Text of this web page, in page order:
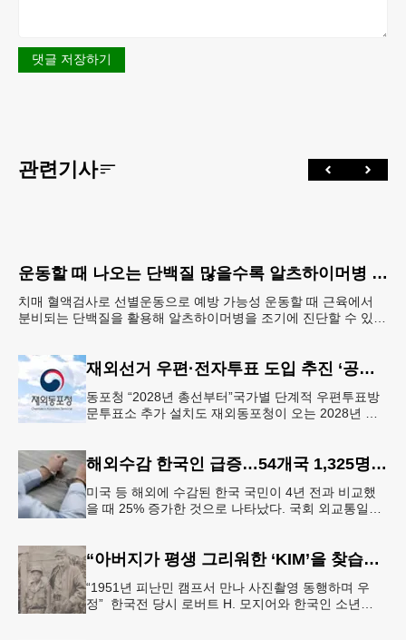
댓글 저장하기
관련기사
운동할 때 나오는 단백질 많을수록 알츠하이머병 단백질 감소
치매 혈액검사로 선별운동으로 예방 가능성 운동할 때 근육에서
분비되는 단백질을 활용해 알츠하이머병을 조기에 진단할 수 있는
재외선거 우편·전자투표 도입 추진 ‘공식화’
동포청 “2028년 총선부터”국가별 단계적 우편투표방
문투표소 추가 설치도 재외동포청이 오는 2028년 재
해외수감 한국인 급증…54개국 1,325명 25%↑
미국 등 해외에 수감된 한국 국민이 4년 전과 비교했
을 때 25% 증가한 것으로 나타났다. 국회 외교통일위
“아버지가 평생 그리워한 ‘KIM’을 찾습니다” 한국전 종군기자의 ‘마지막 소원’
“1951년 피난민 캠프서 만나 사진촬영 동행하며 우
정” 한국전 당시 로버트 H. 모지어와 한국인 소년